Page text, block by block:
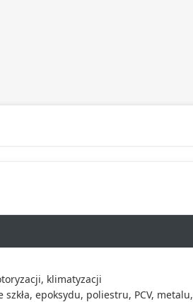
klimatyzacji
epoksydu, poliestru, PCV, metalu,